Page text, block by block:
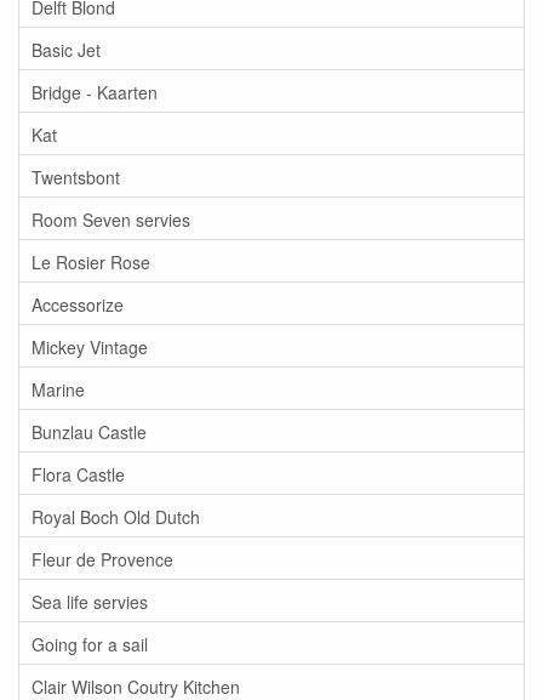
Delft Blond
Basic Jet
Bridge - Kaarten
Kat
Twentsbont
Room Seven servies
Le Rosier Rose
Accessorize
Mickey Vintage
Marine
Bunzlau Castle
Flora Castle
Royal Boch Old Dutch
Fleur de Provence
Sea life servies
Going for a sail
Clair Wilson Coutry Kitchen